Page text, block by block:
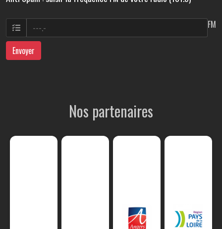
FM
Envoyer
Nos partenaires